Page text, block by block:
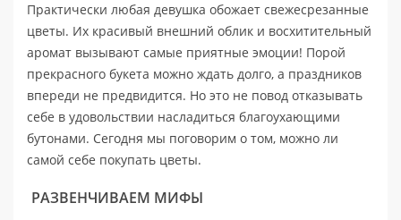
Практически любая девушка обожает свежесрезанные
цветы. Их красивый внешний облик и восхитительный
аромат вызывают самые приятные эмоции! Порой
прекрасного букета можно ждать долго, а праздников
впереди не предвидится. Но это не повод отказывать
себе в удовольствии насладиться благоухающими
бутонами. Сегодня мы поговорим о том, можно ли
самой себе покупать цветы.
РАЗВЕНЧИВАЕМ МИФЫ